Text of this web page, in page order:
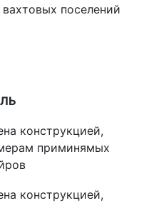
поселений
конструкцией,
приминямых
конструкцией,